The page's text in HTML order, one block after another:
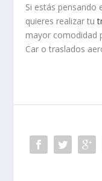
Si estás pensando
quieres realizar tu
mayor comodidad
Car o traslados